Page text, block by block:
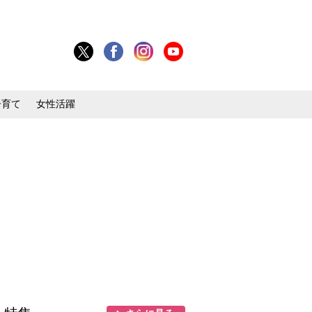
て 女性活躍